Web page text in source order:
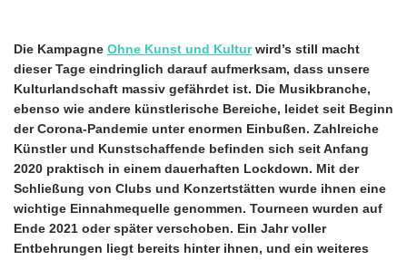
Die Kampagne Ohne Kunst und Kulturwird’s still macht
dieser Tage eindringlich darauf aufmerksam, dass unsere
Kulturlandschaft massiv gefährdet ist. Die Musikbranche,
ebenso wie andere künstlerische Bereiche, leidet seit Beginn
der Corona-Pandemie unter enormen Einbußen. Zahlreiche
Künstler und Kunstschaffende befinden sich seit Anfang
2020 praktisch in einem dauerhaften Lockdown. Mit der
Schließung von Clubs und Konzertstätten wurde ihnen eine
wichtige Einnahmequelle genommen. Tourneen wurden auf
Ende 2021 oder später verschoben. Ein Jahr voller
Entbehrungen liegt bereits hinter ihnen, und ein weiteres